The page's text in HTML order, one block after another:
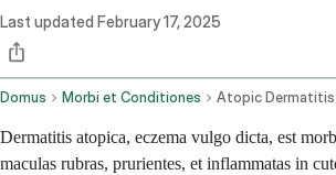
Last updated February 17, 2025
Domus Morbi et Conditiones Atopic Dermatitis
Dermatitis atopica, eczema vulgo dicta, est
maculas rubras, prurientes, et inflammatas in